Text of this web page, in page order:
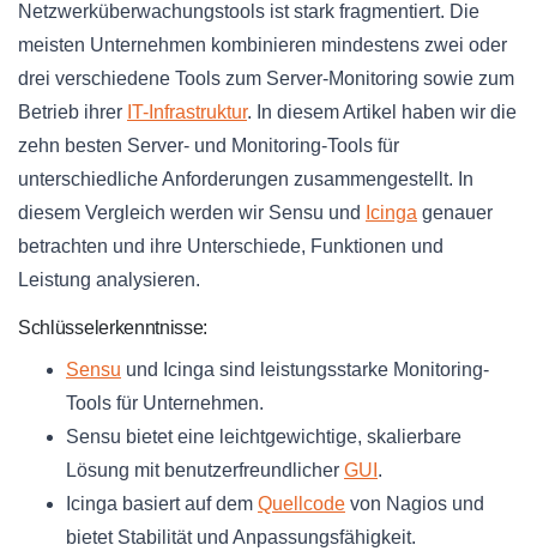
Netzwerküberwachungstools ist stark fragmentiert. Die
meisten Unternehmen kombinieren mindestens zwei oder
drei verschiedene Tools zum Server-Monitoring sowie zum
Betrieb ihrer IT-Infrastruktur. In diesem Artikel haben wir die
zehn besten Server- und Monitoring-Tools für
unterschiedliche Anforderungen zusammengestellt. In
diesem Vergleich werden wir Sensu und Icinga genauer
betrachten und ihre Unterschiede, Funktionen und
Leistung analysieren.
Schlüsselerkenntnisse:
Sensu und Icinga sind leistungsstarke Monitoring-
Tools für Unternehmen.
Sensu bietet eine leichtgewichtige, skalierbare
Lösung mit benutzerfreundlicher GUI .
Icinga basiert auf dem Quellcode von Nagios und
bietet Stabilität und Anpassungsfähigkeit.